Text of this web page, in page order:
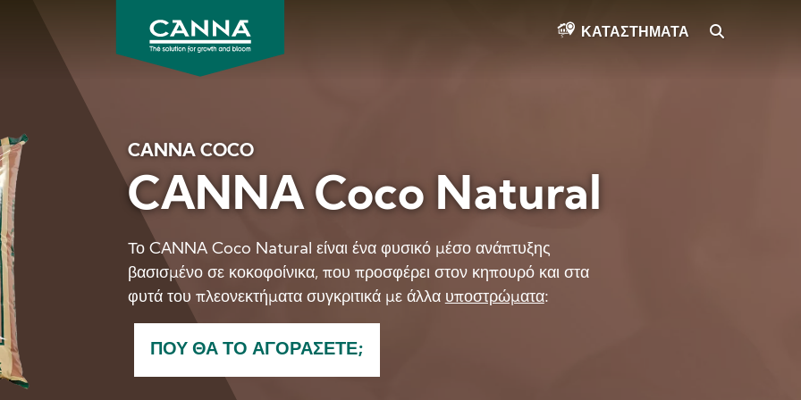
ΚΑΤΑΣΤΉΜΑΤΑ
CANNA COCO
CANNA Coco Natural
Το CANNA Coco Natural είναι ένα φυσικό μέσο ανάπτυξης
βασισμένο σε κοκοφοίνικα, που προσφέρει στον κηπουρό και στα
φυτά του πλεονεκτήματα συγκριτικά με άλλα υποστρώματα:
ΠΟΎ ΘΑ ΤΟ ΑΓΟΡΆΣΕΤΕ;